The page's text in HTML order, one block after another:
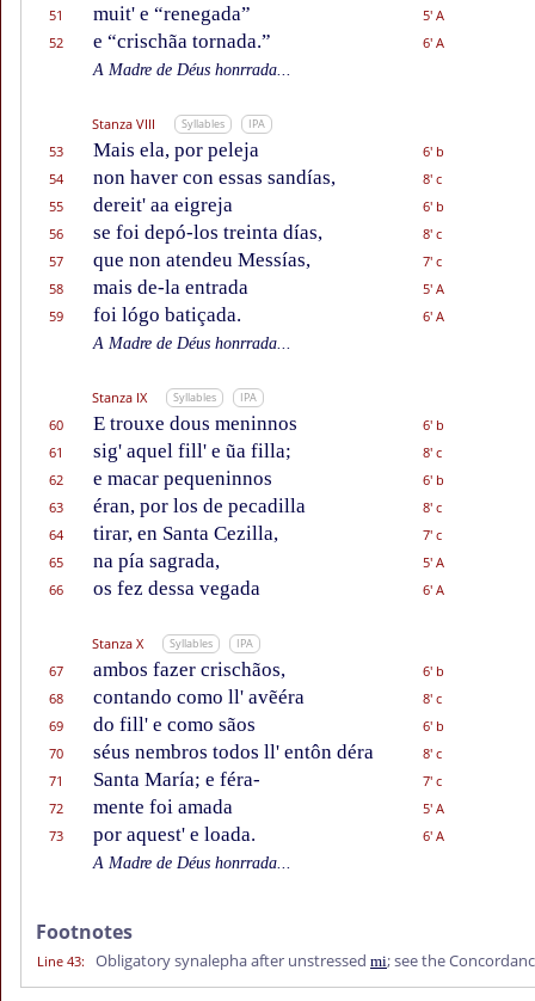
51
muit' e “renegada”
5' A
52
e “crischãa tornada.”
6' A
A Madre de Déus honrrada...
Stanza VIII Syllables IPA
53 Mais ela, por peleja
6' b
54
non haver con essas sandías,
8' c
55
dereit' aa eigreja
6' b
56
se foi depó-los treinta días,
8' c
57
que non atendeu Messías,
7' c
58
mais de-la entrada
5' A
59
foi lógo batiçada.
6' A
A Madre de Déus honrrada...
Stanza IX Syllables IPA
60 E trouxe dous meninnos
6' b
61
sig' aquel fill' e ũa filla;
8' c
62
e macar pequeninnos
6' b
63
éran, por los de pecadilla
8' c
64
tirar, en Santa Cezilla,
7' c
65
na pía sagrada,
5' A
66
os fez dessa vegada 6' A
Stanza X Syllables IPA
67 ambos fazer crischãos,
6' b
68
contando como ll' avẽéra
8' c
69
do fill' e como sãos
6' b
70
séus nembros todos ll' entôn déra
8' c
71
Santa María; e féra-
7' c
72
mente foi amada
5' A
73
por aquest' e loada.
6' A
A Madre de Déus honrrada...
Footnotes
Line 43: Obligatory synalepha after unstressed mi; see the